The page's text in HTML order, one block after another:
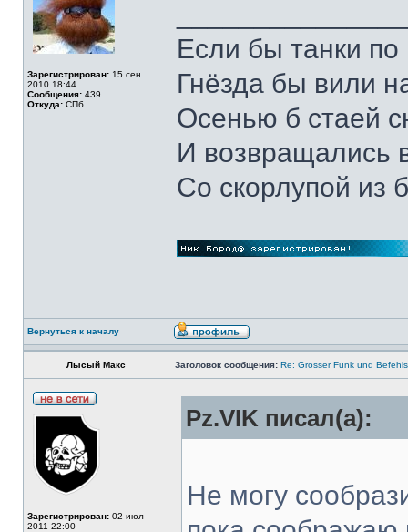
Зарегистрирован: 15 сен
2010 18:44
Сообщения: 439
Откуда: СПб
Если бы танки по
Гнёзда бы вили
Осенью б стаей
И возвращались
Со скорлупой из
Вернуться к началу
Лысый Макс Заголовок сообщения: Re: Grosser Funk und
Зарегистрирован: 02 июл
2011 22:00
Pz.VIK писал(а):
Не могу